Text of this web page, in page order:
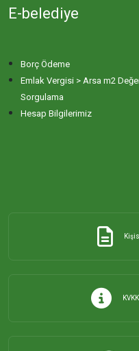
E-belediye
Borç Ödeme
Emlak Vergisi > Arsa m2
Sorgulama
Hesap Bilgilerimiz